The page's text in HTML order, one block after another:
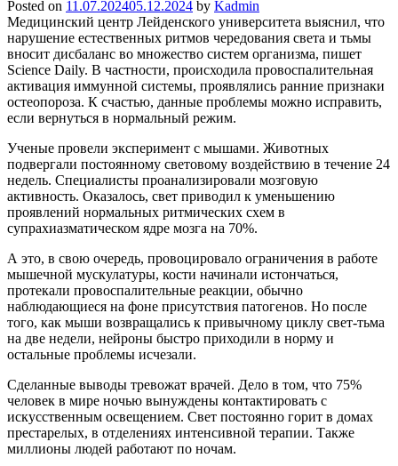
Posted on 11.07.202405.12.2024 by Kadmin
Медицинский центр Лейденского университета выяснил, что
нарушение естественных ритмов чередования света и тьмы
вносит дисбаланс во множество систем организма, пишет
Science Daily. В частности, происходила провоспалительная
активация иммунной системы, проявлялись ранние признаки
остеопороза. К счастью, данные проблемы можно исправить,
если вернуться в нормальный режим.
Ученые провели эксперимент с мышами. Животных
подвергали постоянному световому воздействию в течение 24
недель. Специалисты проанализировали мозговую
активность. Оказалось, свет приводил к уменьшению
проявлений нормальных ритмических схем в
супрахиазматическом ядре мозга на 70%.
А это, в свою очередь, провоцировало ограничения в работе
мышечной мускулатуры, кости начинали истончаться,
протекали провоспалительные реакции, обычно
наблюдающиеся на фоне присутствия патогенов. Но после
того, как мыши возвращались к привычному циклу свет-тьма
на две недели, нейроны быстро приходили в норму и
остальные проблемы исчезали.
Сделанные выводы тревожат врачей. Дело в том, что 75%
человек в мире ночью вынуждены контактировать с
искусственным освещением. Свет постоянно горит в домах
престарелых, в отделениях интенсивной терапии. Также
миллионы людей работают по ночам.